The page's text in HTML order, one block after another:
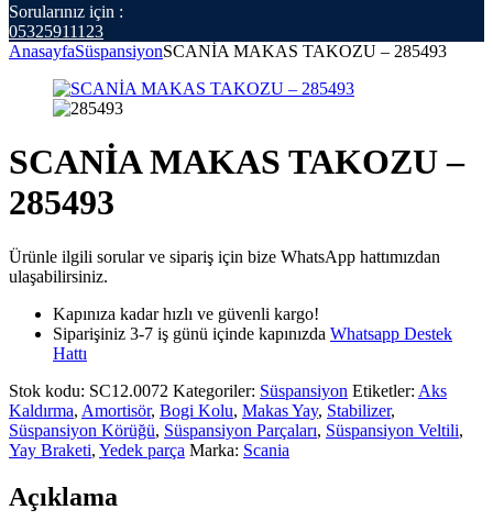
Sorularınız için :
05325911123
AnasayfaSüspansiyonSCANİA MAKAS TAKOZU – 285493
SCANİA MAKAS TAKOZU –
285493
Ürünle ilgili sorular ve sipariş için bize WhatsApp hattımızdan
ulaşabilirsiniz.
Kapınıza kadar hızlı ve güvenli kargo!
Siparişiniz 3-7 iş günü içinde kapınızda Whatsapp Destek
Hattı
Stok kodu: SC12.0072 Kategoriler: Süspansiyon Etiketler: Aks
Kaldırma, Amortisör, Bogi Kolu, Makas Yay, Stabilizer,
Süspansiyon Körüğü, Süspansiyon Parçaları, Süspansiyon Veltili,
Yay Braketi, Yedek parça Marka: Scania
Açıklama